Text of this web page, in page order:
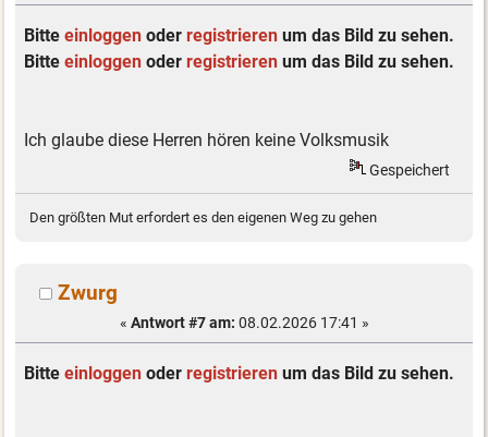
Bitteeinloggen oderregistrieren um das Bild zu sehen.
Bitteeinloggen oderregistrieren um das Bild zu sehen.
Ich glaube diese Herren hören keine Volksmusik
Gespeichert
Den größten Mut erfordert es den eigenen Weg zu gehen
Zwurg
« Antwort #7 am: 08.02.2026 17:41 »
Bitteeinloggen oderregistrieren um das Bild zu sehen.